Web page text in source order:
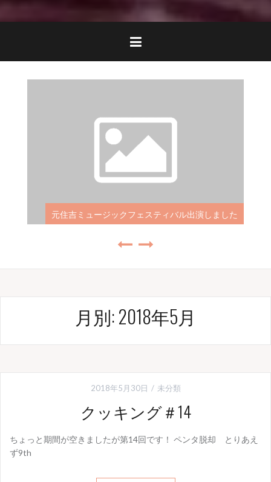
元住吉ミュージックフェスティバル出演しました
月別: 2018年5月
2018年5月30日 未分類
クッキング＃14
ちょっと期間が空きましたが第14回です！ ペンタ脱却 とりあえ
ず9th